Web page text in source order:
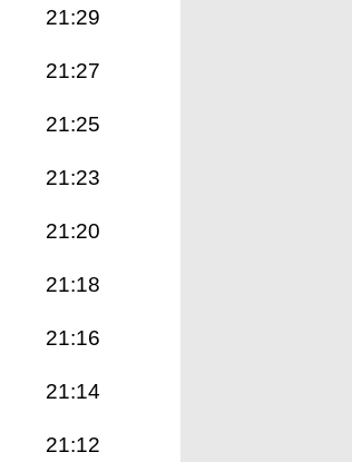
21:29
21:27
21:25
21:23
21:20
21:18
21:16
21:14
21:12